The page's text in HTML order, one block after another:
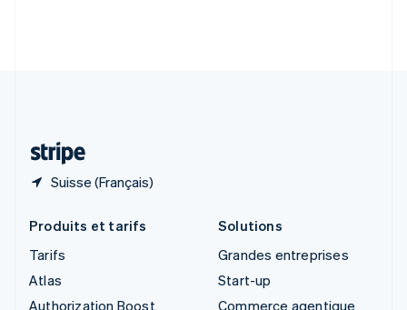
Suisse (Français)
Produits et tarifs
Tarifs
Atlas
Authorization Boost
Solutions
Grandes entreprises
Start-up
Commerce agentique